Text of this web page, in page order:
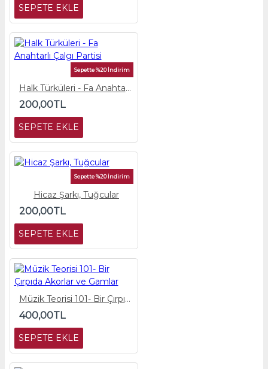
SEPETE EKLE
Sepette %20 İndirim
Halk Türküleri - Fa Anahtarlı Çalgı Partisi
200,00TL
SEPETE EKLE
Sepette %20 İndirim
Hicaz Şarkı, Tuğcular
200,00TL
SEPETE EKLE
Müzik Teorisi 101- Bir Çırpıda Akorlar ve Gamlar
400,00TL
SEPETE EKLE